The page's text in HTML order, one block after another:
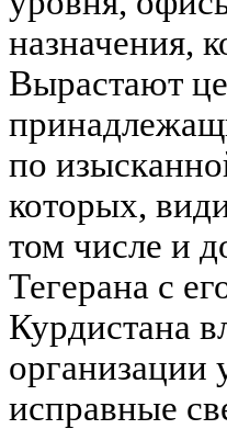
назначения,
Вырастают
по
которых,
том числе и
Тегерана с
Курдистана
организации
исправные